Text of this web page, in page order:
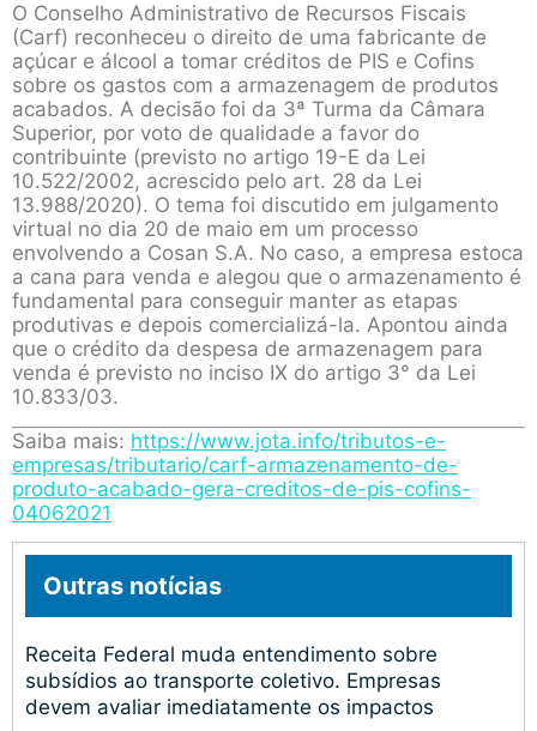
O Conselho Administrativo de Recursos Fiscais
(Carf) reconheceu o direito de uma fabricante de
açúcar e álcool a tomar créditos de PIS e Cofins
sobre os gastos com a armazenagem de produtos
acabados. A decisão foi da 3ª Turma da Câmara
Superior, por voto de qualidade a favor do
contribuinte (previsto no artigo 19-E da Lei
10.522/2002, acrescido pelo art. 28 da Lei
13.988/2020). O tema foi discutido em julgamento
virtual no dia 20 de maio em um processo
envolvendo a Cosan S.A. No caso, a empresa estoca
a cana para venda e alegou que o armazenamento é
fundamental para conseguir manter as etapas
produtivas e depois comercializá-la. Apontou ainda
que o crédito da despesa de armazenagem para
venda é previsto no inciso IX do artigo 3° da Lei
10.833/03.
Saiba mais: https://www.jota.info/tributos-e-
empresas/tributario/carf-armazenamento-de-
produto-acabado-gera-creditos-de-pis-cofins-
04062021
Outras notícias
Receita Federal muda entendimento sobre
subsídios ao transporte coletivo. Empresas
devem avaliar imediatamente os impactos